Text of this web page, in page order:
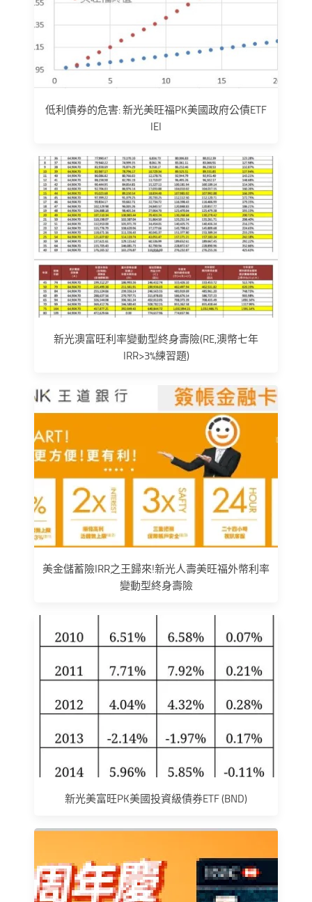
低利債券的危害: 新光美旺福PK美國政府公債ETF
IEI
新光澳富旺利率變動型終身壽險(RE,澳幣七年
IRR>3%練習題)
美金儲蓄險IRR之王歸來!新光人壽美旺福外幣利率
變動型終身壽險
新光美富旺PK美國投資級債券ETF (BND)